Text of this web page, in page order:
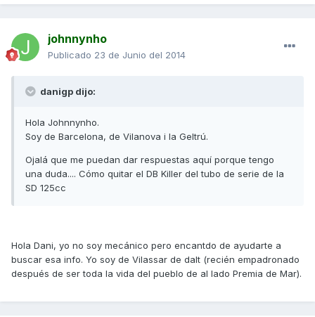
johnnynho
Publicado 23 de Junio del 2014
danigp dijo:
Hola Johnnynho.
Soy de Barcelona, de Vilanova i la Geltrú.
Ojalá que me puedan dar respuestas aquí porque tengo
una duda.... Cómo quitar el DB Killer del tubo de serie de la
SD 125cc
Hola Dani, yo no soy mecánico pero encantdo de ayudarte a
buscar esa info. Yo soy de Vilassar de dalt (recién empadronado
después de ser toda la vida del pueblo de al lado Premia de Mar).